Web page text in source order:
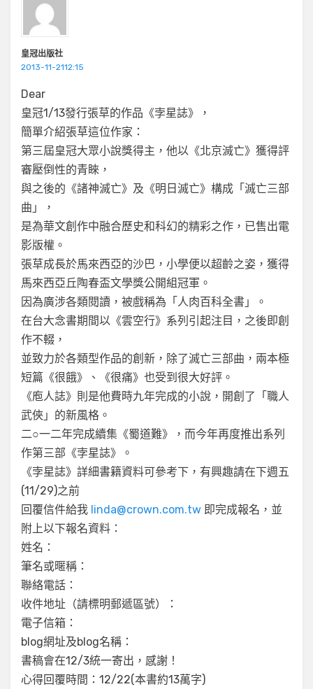
皇冠出版社
2013-11-2112:15
Dear
皇冠1/13發行張草的作品《孛星誌》，
簡單介紹張草這位作家：
第三屆皇冠大眾小說獎得主，他以《北京滅亡》獲得評
審壓倒性的青睞，
與之後的《諸神滅亡》及《明日滅亡》構成「滅亡三部
曲」，
是為華文創作中融合歷史和科幻的精彩之作，已售出電
影版權。
張草成長於馬來西亞的沙巴，小學便以超齡之姿，獲得
馬來西亞丘陶春盃文學獎公開組冠軍。
因為廣涉各類閱讀，被戲稱為「人肉百科全書」。
在台大念書期間以《雲空行》系列引起注目，之後即創
作不輟，
並致力於各類型作品的創新，除了滅亡三部曲，兩本極
短篇《很餓》、《很痛》也受到很大好評。
《庖人誌》則是他費時九年完成的小說，開創了「職人
武俠」的新風格。
二○一二年完成續集《蜀道難》，而今年再度推出系列
作第三部《孛星誌》。
《孛星誌》詳細書籍資料可參考下，有興趣請在下週五
(11/29)之前
回覆信件給我 linda@crown.com.tw 即完成報名，並
附上以下報名資料：
姓名：
筆名或暱稱：
聯絡電話：
收件地址（請標明郵遞區號）：
電子信箱：
blog網址及blog名稱：
書稿會在12/3統一寄出，感謝！
心得回覆時間：12/22(本書約13萬字)